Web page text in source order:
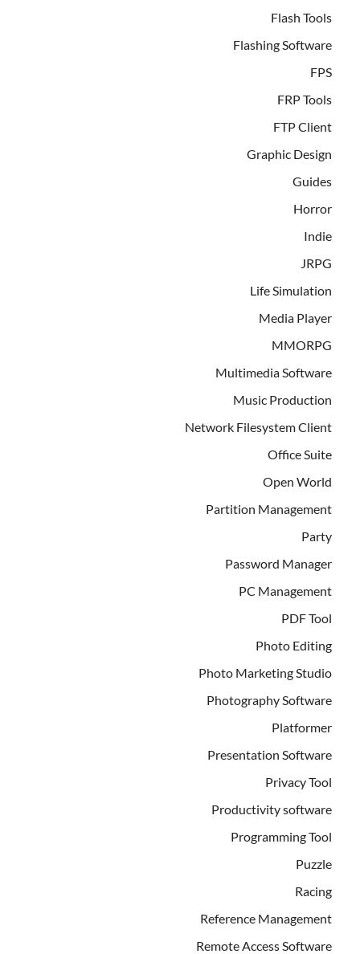
Flash Tools
Flashing Software
FPS
FRP Tools
FTP Client
Graphic Design
Guides
Horror
Indie
JRPG
Life Simulation
Media Player
MMORPG
Multimedia Software
Music Production
Network Filesystem Client
Office Suite
Open World
Partition Management
Party
Password Manager
PC Management
PDF Tool
Photo Editing
Photo Marketing Studio
Photography Software
Platformer
Presentation Software
Privacy Tool
Productivity software
Programming Tool
Puzzle
Racing
Reference Management
Remote Access Software